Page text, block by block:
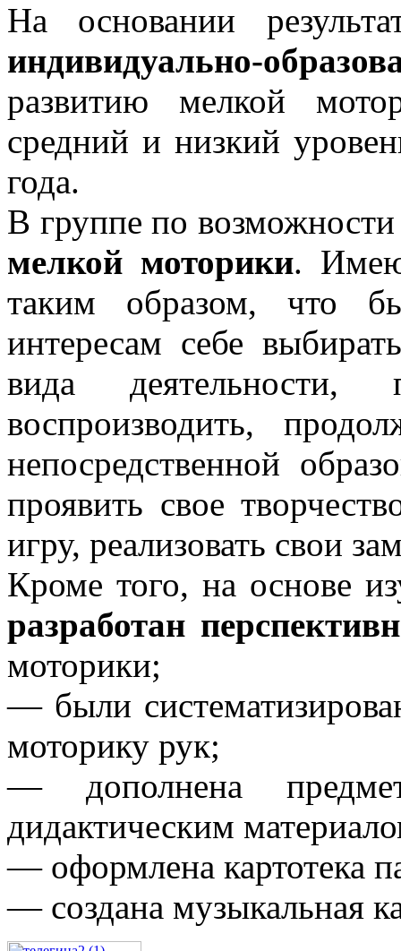
На основании
индивидуально-
развитию мелкой
средний и низкий
года.
В группе по
мелкой моторики.
таким образом, что
интересам себе
вида
воспроизводить,
непосредственной
проявить свое
игру, реализовать свои
Кроме того, на основе
разработан
моторики;
— были
моторику рук;
— дополнена
дидактическим
— оформлена картотека
— создана музыкальная